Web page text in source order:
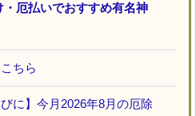
厄払いでおすすめ有名神
ちら
に】今月2026年8月の厄除